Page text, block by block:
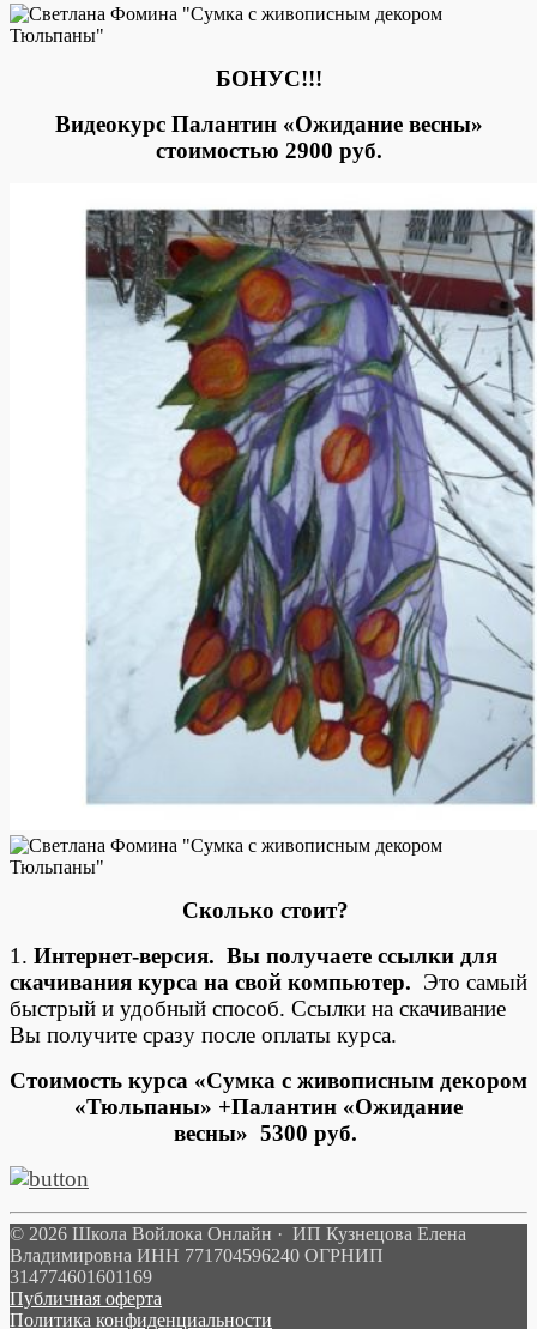
БОНУС!!!
Видеокурс Палантин «Ожидание весны»
стоимостью 2900 руб.
Сколько стоит?
1. Интернет-версия. Вы получаете ссылки для
скачивания курса на свой компьютер. Это самый
быстрый и удобный способ. Ссылки на скачивание
Вы получите сразу после оплаты курса.
Стоимость курса «Сумка с живописным декором
«Тюльпаны» +Палантин «Ожидание
весны» 5300 руб.
© 2026 Школа Войлока Онлайн · ИП Кузнецова Елена
Владимировна ИНН 771704596240 ОГРНИП
314774601601169
Публичная оферта
Политика конфиденциальности